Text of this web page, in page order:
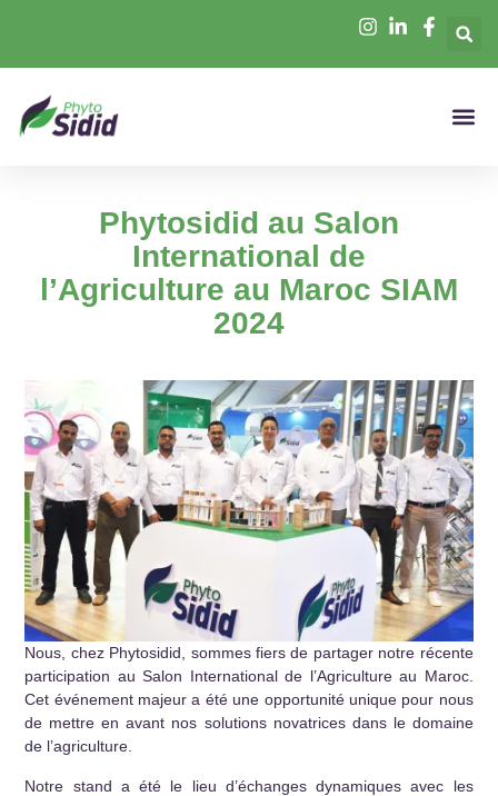
Phytosidid au Salon
International de
l’Agriculture au Maroc SIAM
2024
Nous, chez Phytosidid, sommes fiers de partager notre récente
participation au Salon International de l’Agriculture au Maroc.
Cet événement majeur a été une opportunité unique pour nous
de mettre en avant nos solutions novatrices dans le domaine
de l’agriculture.
Notre stand a été le lieu d’échanges dynamiques avec les